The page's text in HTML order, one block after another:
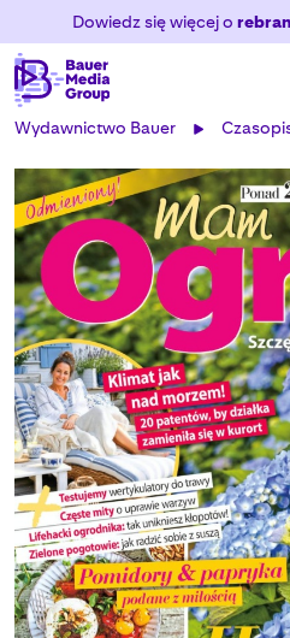
Dowiedz się więcej o
Wydawnictwo Bauer